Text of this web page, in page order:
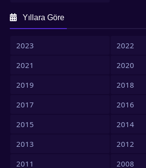
Yıllara Göre
2023
2022
2021
2020
2019
2018
2017
2016
2015
2014
2013
2012
2011
2008